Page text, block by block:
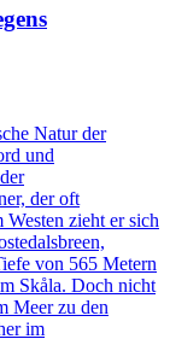
Natur der
und
der oft
zieht er sich
von 565 Metern
Skåla. Doch nicht
Meer zu den
im